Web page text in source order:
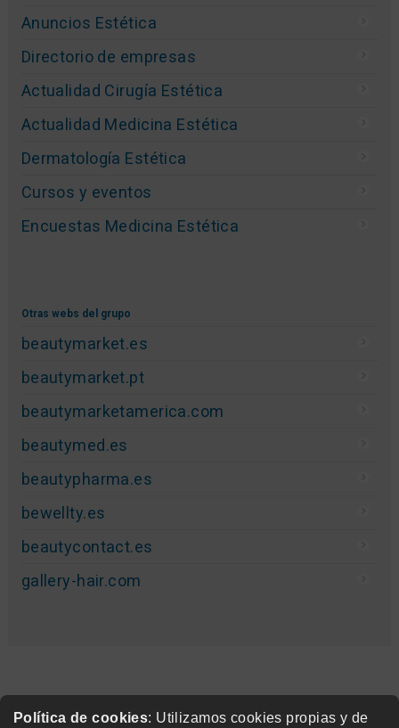
Política de cookies: Utilizamos cookies propias y de
Anuncios Estética
Directorio de empresas
Actualidad Cirugía Estética
Actualidad Medicina Estética
Dermatología Estética
Cursos y eventos
Encuestas Medicina Estética
Otras webs del grupo
beautymarket.es
beautymarket.pt
beautymarketamerica.com
beautymed.es
beautypharma.es
bewellty.es
beautycontact.es
gallery-hair.com